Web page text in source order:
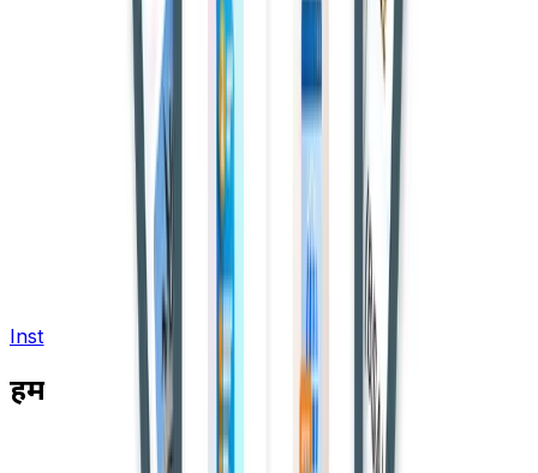
Install App
हमसे जुड़ें